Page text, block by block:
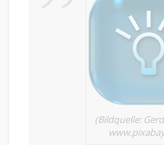
(Bildquelle: